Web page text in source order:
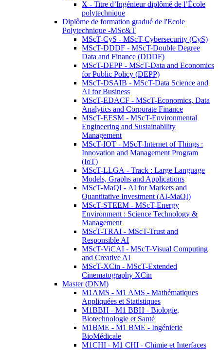
X - Titre d’Ingénieur diplômé de l’École
polytechnique
Diplôme de formation gradué de l'Ecole
Polytechnique -MSc&T
MScT-CyS - MScT-Cybersecurity (CyS)
MScT-DDDF - MScT-Double Degree
Data and Finance (DDDF)
MScT-DEPP - MScT-Data and Economics
for Public Policy (DEPP)
MScT-DSAIB - MScT-Data Science and
AI for Business
MScT-EDACF - MScT-Economics, Data
Analytics and Corporate Finance
MScT-EESM - MScT-Environmental
Engineering and Sustainability
Management
MScT-IOT - MScT-Internet of Things :
Innovation and Management Program
(IoT)
MScT-LLGA - Track : Large Language
Models, Graphs and Applications
MScT-MaQI - AI for Markets and
Quantitative Investment (AI-MaQI)
MScT-STEEM - MScT-Energy
Environment : Science Technology &
Management
MScT-TRAI - MScT-Trust and
Responsible AI
MScT-ViCAI - MScT-Visual Computing
and Creative AI
MScT-XCin - MScT-Extended
Cinematography XCin
Master (DNM)
M1AMS - M1 AMS - Mathématiques
Appliquées et Statistiques
M1BBH - M1 BBH - Biologie,
Biotechnologie et Santé
M1BME - M1 BME - Ingénierie
BioMédicale
M1CHI - M1 CHI - Chimie et Interfaces